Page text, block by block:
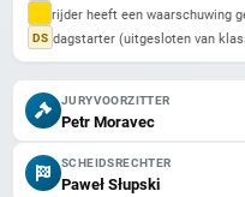
rijder heeft een waarschuwing
DS dagstarter (uitgesloten van
JURYVOORZITTER
Petr Moravec
SCHEIDSRECHTER
Paweł Słupski
Heb je al